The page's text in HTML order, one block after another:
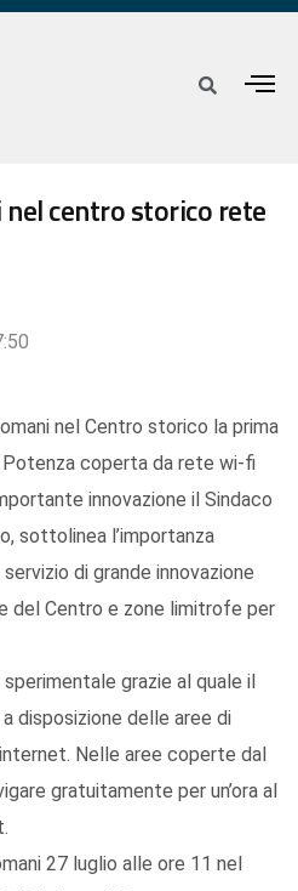
centro storico rete
nel Centro storico la prima
coperta da rete wi-fi
innovazione il Sindaco
sottolinea l’importanza
di grande innovazione
del Centro e zone limitrofe per
grazie al quale il
disposizione delle aree di
Nelle aree coperte dal
gratuitamente per un’ora al
27 luglio alle ore 11 nel